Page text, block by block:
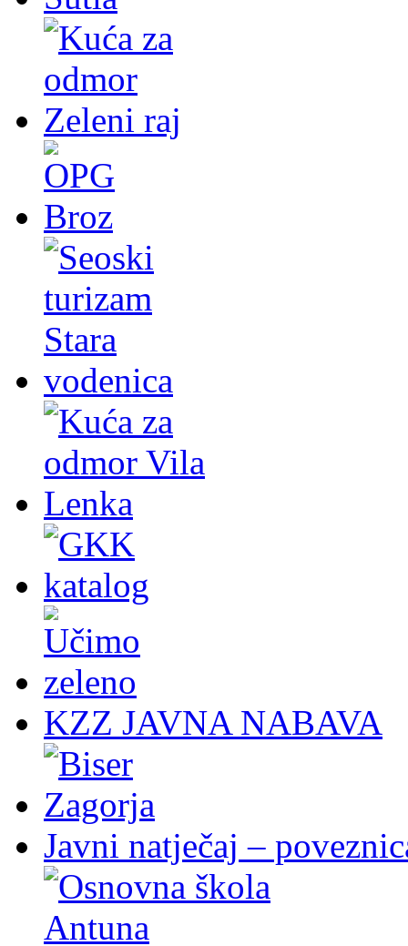
KZZ JAVNA NABAVA
Javni natječaj –